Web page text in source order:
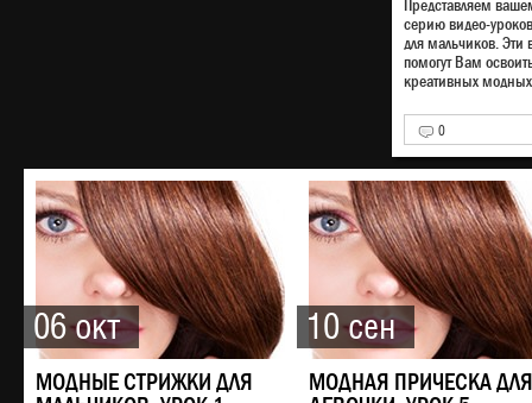
Представляем
серию видео-
для мальчиков. Эти
помогут Вам
креативных
0
06 окт
МОДНЫЕ СТРИЖКИ ДЛЯ
10 сен
МОДНАЯ ПРИЧЕСКА ДЛЯ